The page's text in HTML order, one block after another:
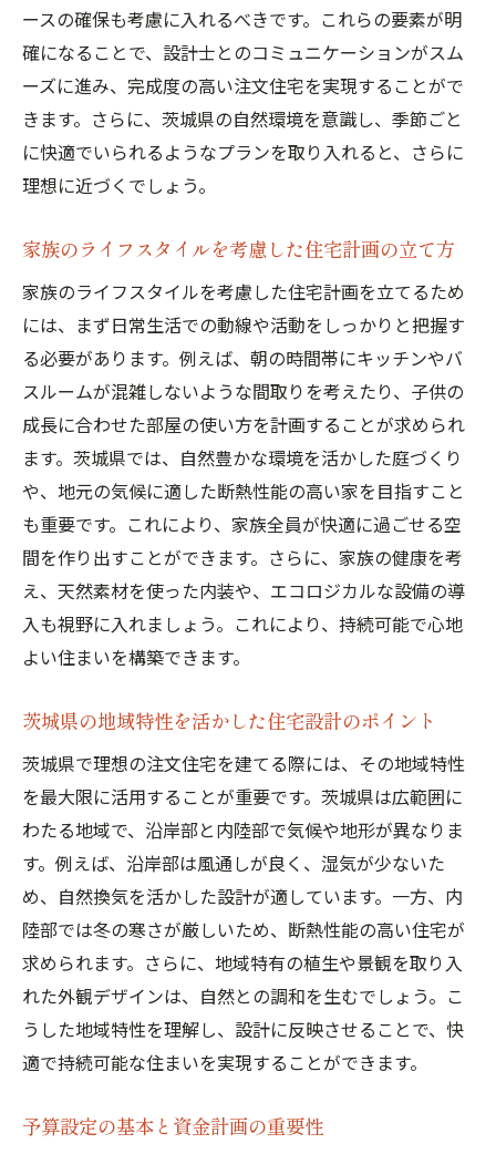
個性を活かした内装デザインの工夫
未来のライフスタイルを見据えた柔軟な設
計
茨城県での暮らしに適した設備の選び方
モデルハウス見学で発見する最新の注文住宅ト
レンド
モデルハウス見学の効果的な活用法
視点
見学時に注目すべきポイント
モデルハウスから学ぶ省エネ住宅の技術
自分の理想に合ったスタイルの見つけ方
茨城県の風土に合った住宅トレンド
専門家との相談で理想の注文住宅を具体化する
方法
専門家選びで失敗しないためのポイント
相談前に準備しておくべき資料と情報
プロから得られるアドバイスの活用法
ション
専門家との共同作業で理想を形にするプロ
セス
茨城県の自然環境を活かした注文住宅の魅力
地元の自然素材を取り入れた家作り
季節や気候を考慮した設計の工夫
地域の風景と調和する外観デザイン
自然光を活かした居住空間の創造
庭やテラスを活用したアウトドアライフの
提案
エコシステムを意識した持続可能な設計
ースの確保も考慮に入れるべきです。これらの要素が明
確になることで、設計士とのコミュニケーションがスム
ーズに進み、完成度の高い注文住宅を実現することがで
きます。さらに、茨城県の自然環境を意識し、季節ごと
に快適でいられるようなプランを取り入れると、さらに
理想に近づくでしょう。
家族のライフスタイルを考慮した住宅計画の立て方
家族のライフスタイルを考慮した住宅計画を立てるため
には、まず日常生活での動線や活動をしっかりと把握す
る必要があります。例えば、朝の時間帯にキッチンやバ
スルームが混雑しないような間取りを考えたり、子供の
成長に合わせた部屋の使い方を計画することが求められ
ます。茨城県では、自然豊かな環境を活かした庭づくり
や、地元の気候に適した断熱性能の高い家を目指すこと
も重要です。これにより、家族全員が快適に過ごせる空
間を作り出すことができます。さらに、家族の健康を考
え、天然素材を使った内装や、エコロジカルな設備の導
入も視野に入れましょう。これにより、持続可能で心地
よい住まいを構築できます。
茨城県の地域特性を活かした住宅設計のポイント
茨城県で理想の注文住宅を建てる際には、その地域特性
を最大限に活用することが重要です。茨城県は広範囲に
わたる地域で、沿岸部と内陸部で気候や地形が異なりま
す。例えば、沿岸部は風通しが良く、湿気が少ないた
め、自然換気を活かした設計が適しています。一方、内
陸部では冬の寒さが厳しいため、断熱性能の高い住宅が
求められます。さらに、地域特有の植生や景観を取り入
れた外観デザインは、自然との調和を生むでしょう。こ
うした地域特性を理解し、設計に反映させることで、快
適で持続可能な住まいを実現することができます。
予算設定の基本と資金計画の重要性